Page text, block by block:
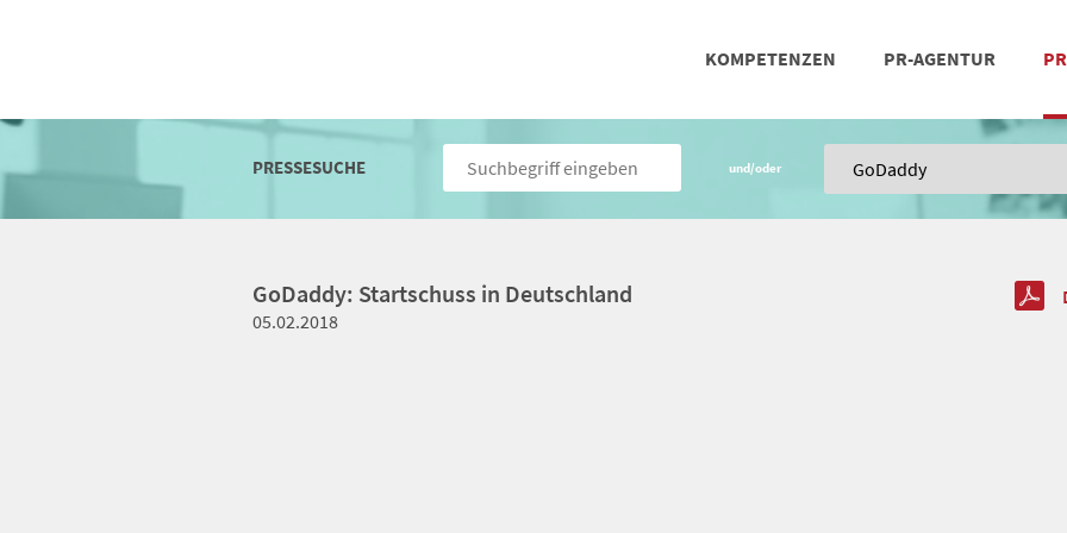
KOMPETENZEN PR-AGENTUR
PRESSESUCHE und/oder
GoDaddy: Startschuss in Deutschland
05.02.2018